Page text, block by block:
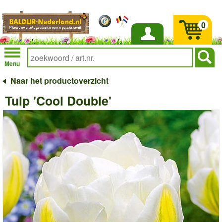
Inloggen
Menu
0
Naar het productoverzicht
Tulp 'Cool Double'